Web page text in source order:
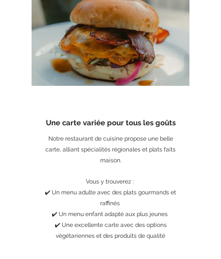
Une carte variée pour tous les goûts
Notre restaurant de cuisine propose une belle
carte, alliant spécialités régionales et plats faits
maison.
Vous y trouverez :
✔️ Un menu adulte avec des plats gourmands et
raffinés
✔️ Un menu enfant adapté aux plus jeunes
✔️ Une excellente carte avec des options
végétariennes et des produits de qualité